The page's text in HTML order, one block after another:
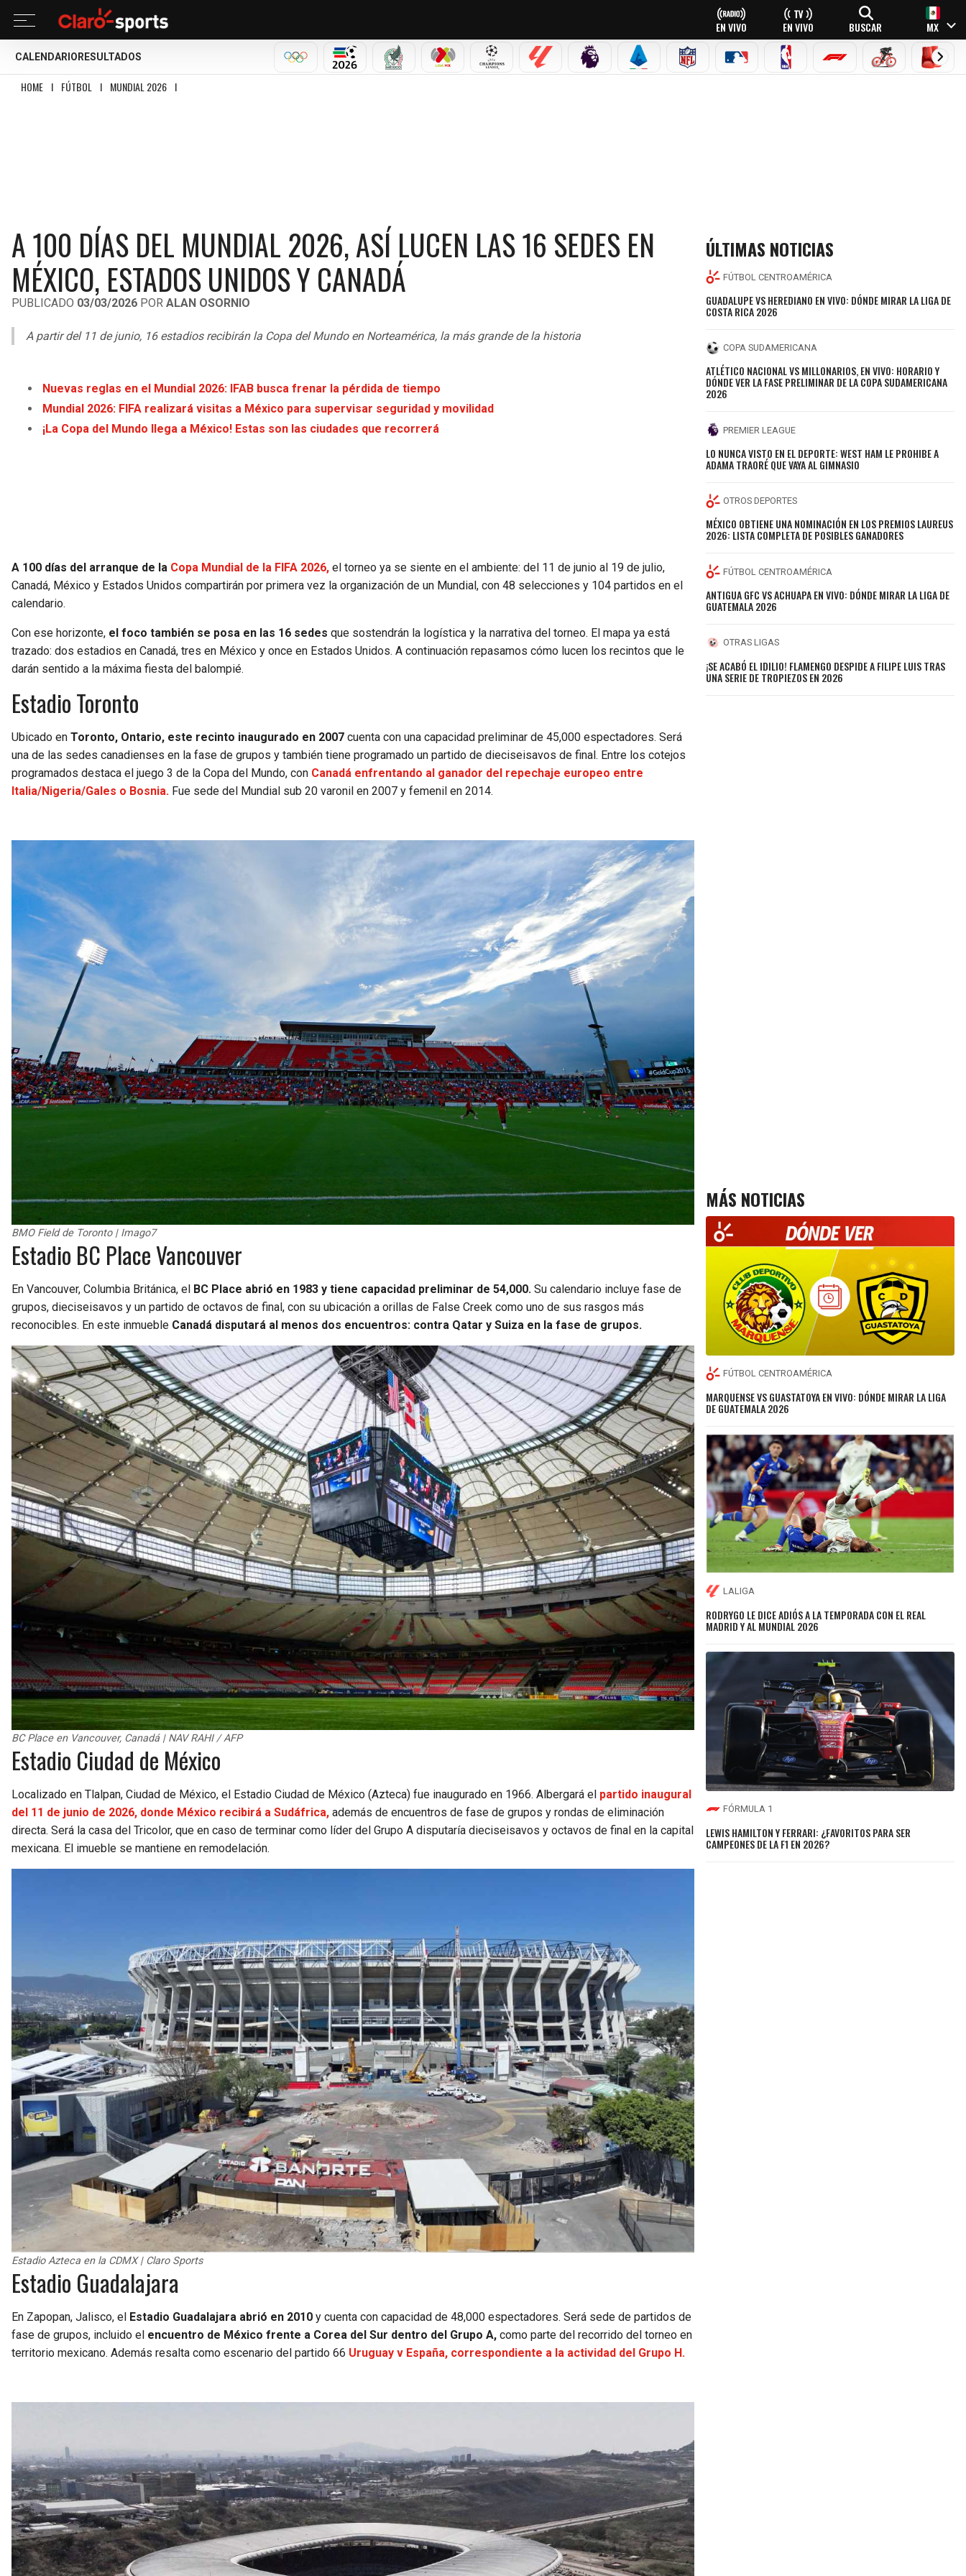
EN VIVO EN VIVO BUSCAR MX
CALENDARIO RESULTADOS
MILANO CORTINA 2026
MUNDIAL 2026SELECCIÓN MEXICANA
LIGA MX CHAMPIONS LEAGUE
LALIGA PREMIER LEAGUE
SERIE A NFL MLB NBA FÓRMULA 1CICLISMOBOXEO
HOME I FÚTBOL I MUNDIAL 2026 I
A 100 DÍAS DEL MUNDIAL 2026, ASÍ LUCEN LAS 16 SEDES EN
MÉXICO, ESTADOS UNIDOS Y CANADÁ
PUBLICADO 03/03/2026 POR ALAN OSORNIO
A partir del 11 de junio, 16 estadios recibirán la Copa del Mundo en Norteamérica, la más grande de la historia
Nuevas reglas en el Mundial 2026: IFAB busca frenar la pérdida de tiempo
Mundial 2026: FIFA realizará visitas a México para supervisar seguridad y movilidad
¡La Copa del Mundo llega a México! Estas son las ciudades que recorrerá
A 100 días del arranque de la Copa Mundial de la FIFA 2026, el torneo ya se siente en el ambiente: del 11 de junio al 19 de julio,
Canadá, México y Estados Unidos compartirán por primera vez la organización de un Mundial, con 48 selecciones y 104 partidos en el
calendario.
Con ese horizonte, el foco también se posa en las 16 sedes que sostendrán la logística y la narrativa del torneo. El mapa ya está
trazado: dos estadios en Canadá, tres en México y once en Estados Unidos. A continuación repasamos cómo lucen los recintos que le
darán sentido a la máxima fiesta del balompié.
Estadio Toronto
Ubicado en Toronto, Ontario, este recinto inaugurado en 2007 cuenta con una capacidad preliminar de 45,000 espectadores. Será
una de las sedes canadienses en la fase de grupos y también tiene programado un partido de dieciseisavos de final. Entre los cotejos
programados destaca el juego 3 de la Copa del Mundo, con Canadá enfrentando al ganador del repechaje europeo entre
Italia/Nigeria/Gales o Bosnia. Fue sede del Mundial sub 20 varonil en 2007 y femenil en 2014.
BMO Field de Toronto | Imago7
Estadio BC Place Vancouver
En Vancouver, Columbia Británica, el BC Place abrió en 1983 y tiene capacidad preliminar de 54,000. Su calendario incluye fase de
grupos, dieciseisavos y un partido de octavos de final, con su ubicación a orillas de False Creek como uno de sus rasgos más
reconocibles. En este inmueble Canadá disputará al menos dos encuentros: contra Qatar y Suiza en la fase de grupos.
BC Place en Vancouver, Canadá | NAV RAHI / AFP
Estadio Ciudad de México
Localizado en Tlalpan, Ciudad de México, el Estadio Ciudad de México (Azteca) fue inaugurado en 1966. Albergará el partido inaugural
del 11 de junio de 2026, donde México recibirá a Sudáfrica, además de encuentros de fase de grupos y rondas de eliminación
directa. Será la casa del Tricolor, que en caso de terminar como líder del Grupo A disputaría dieciseisavos y octavos de final en la capital
mexicana. El imueble se mantiene en remodelación.
Estadio Azteca en la CDMX | Claro Sports
Estadio Guadalajara
En Zapopan, Jalisco, el Estadio Guadalajara abrió en 2010 y cuenta con capacidad de 48,000 espectadores. Será sede de partidos de
fase de grupos, incluido el encuentro de México frente a Corea del Sur dentro del Grupo A, como parte del recorrido del torneo en
territorio mexicano. Además resalta como escenario del partido 66 Uruguay v España, correspondiente a la actividad del Grupo H.
ÚLTIMAS NOTICIAS
FÚTBOL CENTROAMÉRICA
GUADALUPE VS HEREDIANO EN VIVO: DÓNDE MIRAR LA LIGA DE
COSTA RICA 2026
COPA SUDAMERICANA
ATLÉTICO NACIONAL VS MILLONARIOS, EN VIVO: HORARIO Y
DÓNDE VER LA FASE PRELIMINAR DE LA COPA SUDAMERICANA
2026
PREMIER LEAGUE
LO NUNCA VISTO EN EL DEPORTE: WEST HAM LE PROHIBE A
ADAMA TRAORÉ QUE VAYA AL GIMNASIO
OTROS DEPORTES
MÉXICO OBTIENE UNA NOMINACIÓN EN LOS PREMIOS LAUREUS
2026: LISTA COMPLETA DE POSIBLES GANADORES
FÚTBOL CENTROAMÉRICA
ANTIGUA GFC VS ACHUAPA EN VIVO: DÓNDE MIRAR LA LIGA DE
GUATEMALA 2026
OTRAS LIGAS
¡SE ACABÓ EL IDILIO! FLAMENGO DESPIDE A FILIPE LUIS TRAS
UNA SERIE DE TROPIEZOS EN 2026
MÁS NOTICIAS
FÚTBOL CENTROAMÉRICA
MARQUENSE VS GUASTATOYA EN VIVO: DÓNDE MIRAR LA LIGA
DE GUATEMALA 2026
LALIGA
RODRYGO LE DICE ADIÓS A LA TEMPORADA CON EL REAL
MADRID Y AL MUNDIAL 2026
FÓRMULA 1
LEWIS HAMILTON Y FERRARI: ¿FAVORITOS PARA SER
CAMPEONES DE LA F1 EN 2026?